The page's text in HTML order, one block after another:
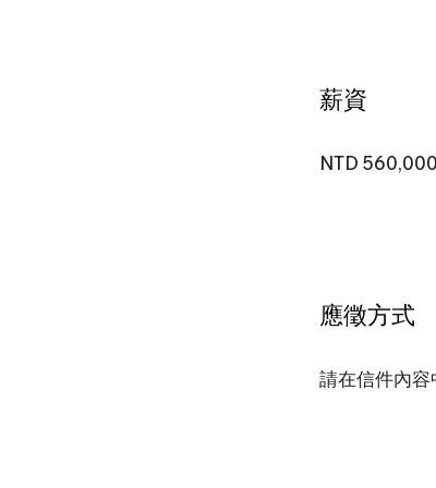
薪資
NTD
應徵方式
請在信件內容